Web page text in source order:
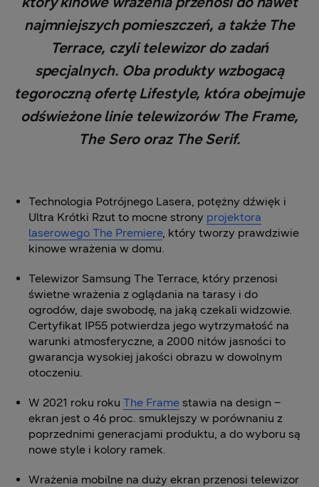
najmniejszych pomieszczeń, a także The
Terrace, czyli telewizor do zadań
specjalnych. Oba produkty wzbogacą
tegoroczną ofertę Lifestyle, która obejmuje
odświeżone linie telewizorów The Frame,
The Sero oraz The Serif.
Technologia Potrójnego Lasera, potężny dźwięk i
Ultra Krótki Rzut to mocne strony projektora
laserowego The Premiere, który tworzy prawdziwie
kinowe wrażenia w domu.
Telewizor Samsung The Terrace, który przenosi
świetne wrażenia z oglądania na tarasy i do
ogrodów, daje swobodę, na jaką czekali widzowie.
Certyfikat IP55 potwierdza jego wytrzymałość na
warunki atmosferyczne, a 2000 nitów jasności to
gwarancja wysokiej jakości obrazu w dowolnym
otoczeniu.
W 2021 roku roku The Frame stawia na design –
ekran jest o 46 proc. smuklejszy w porównaniu z
poprzednimi generacjami produktu, a do wyboru są
nowe style i kolory ramek.
Wrażenia mobilne na duży ekran przenosi telewizor